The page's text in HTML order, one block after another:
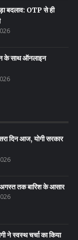
बदलाव: OTP से ही
के साथ ऑनलाइन
दिन आज, योगी सरकार
तक बारिश के आसार
ने स्वस्थ चर्चा का किया